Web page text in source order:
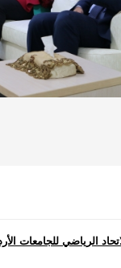
الرياضي للجامعات